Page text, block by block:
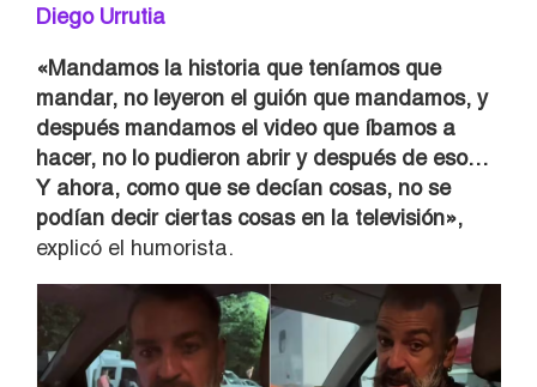
Diego Urrutia
«Mandamos la historia que teníamos que
mandar, no leyeron el guión que mandamos, y
después mandamos el video que íbamos a
hacer, no lo pudieron abrir y después de eso…
Y ahora, como que se decían cosas, no se
podían decir ciertas cosas en la televisión»,
explicó el humorista.